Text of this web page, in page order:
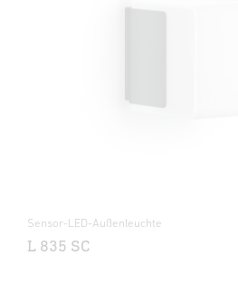
Sensor-LED-Außenleuchte
L 835 SC